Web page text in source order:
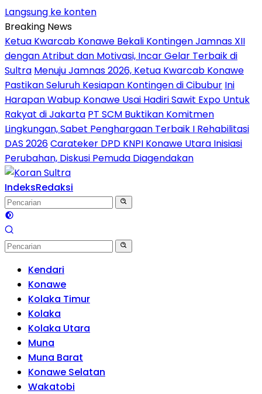
Langsung ke konten
Breaking News
Ketua Kwarcab Konawe Bekali Kontingen Jamnas XII
dengan Atribut dan Motivasi, Incar Gelar Terbaik di
Sultra Menuju Jamnas 2026, Ketua Kwarcab Konawe
Pastikan Seluruh Kesiapan Kontingen di Cibubur Ini
Harapan Wabup Konawe Usai Hadiri Sawit Expo Untuk
Rakyat di Jakarta PT SCM Buktikan Komitmen
Lingkungan, Sabet Penghargaan Terbaik I Rehabilitasi
DAS 2026Carateker DPD KNPI Konawe Utara Inisiasi
Perubahan, Diskusi Pemuda Diagendakan
IndeksRedaksi
Kendari
Konawe
Kolaka Timur
Kolaka
Kolaka Utara
Muna
Muna Barat
Konawe Selatan
Wakatobi